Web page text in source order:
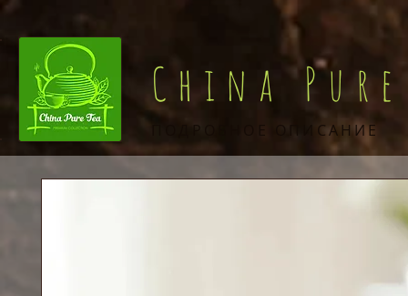
China
ПОДРОБНОЕ ОПИСАНИЕ